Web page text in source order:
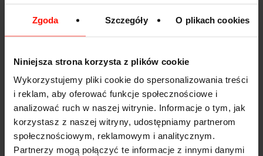
Zgoda Szczegóły O plikach cookies
Niniejsza strona korzysta z plików cookie
Wykorzystujemy pliki cookie do spersonalizowania treści
i reklam, aby oferować funkcje społecznościowe i
analizować ruch w naszej witrynie. Informacje o tym, jak
korzystasz z naszej witryny, udostępniamy partnerom
społecznościowym, reklamowym i analitycznym.
Partnerzy mogą połączyć te informacje z innymi danymi
z dużym wyprzedzeniem prace nad nowym modelem.
to zostało „wrzucone” do gustownej, muskularnej
karoserii. Nostalgia za B grupowymi autami była
wszechobecna, ale… Kierowcami fabrycznymi
wspomnianej Lanci w pamiętnym 1987 byli: Miki
Biasion, Markku Alen i Juha Kankkunen. W 1988 na
trasach rajdowych pojawiła się Lancia Delta HF
Integrale. Nową „dziewczynę” odchudzono, poszerzono
jej „sukienkę”, dodano jeden bieg w skrzyni i